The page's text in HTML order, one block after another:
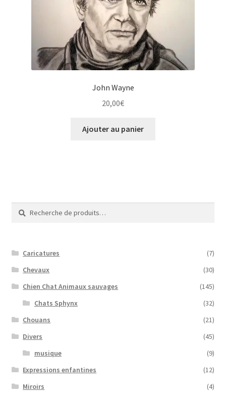
WPMS HTML Sitemap
John Wayne
20,00€
Ajouter au panier
Recherche
pour :
Recherche
Caricatures
(7)
Chevaux
(30)
Chien Chat Animaux sauvages
(145)
Chats Sphynx
(32)
Chouans
(21)
Divers
(45)
musique
(9)
Expressions enfantines
(12)
Miroirs
(4)